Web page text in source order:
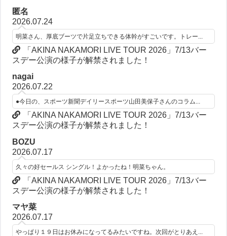
匿名
2026.07.24
明菜さん、厚底ブーツで片足立ちできる体幹がすごいです。トレー...
「AKINA NAKAMORI LIVE TOUR 2026」7/13バー
スデー公演の様子が解禁されました！
nagai
2026.07.22
●今日の、スポーツ新聞デイリースポーツ山田美保子さんのコラム...
「AKINA NAKAMORI LIVE TOUR 2026」7/13バー
スデー公演の様子が解禁されました！
BOZU
2026.07.17
久々の好セールス シングル！よかったね！明菜ちゃん。
「AKINA NAKAMORI LIVE TOUR 2026」7/13バー
スデー公演の様子が解禁されました！
マヤ菜
2026.07.17
やっぱり１９日はお休みになってるみたいですね。次回がとりあえ...